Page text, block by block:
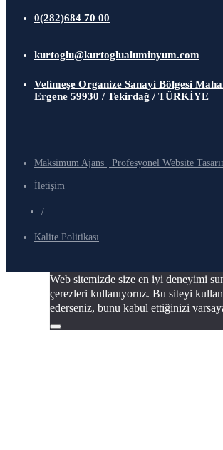
0(282)684 70 00
kurtoglu@kurtoglualuminyum.com
Velimeşe Organize Sanayi Bölgesi
Ergene 59930 / Tekirdağ / TÜRKİYE
Maksimum Ajans | Profesyonel Website
İletişim
/
Kalite Politikası
Web sitemizde size en iyi deneyimi
çerezleri kullanıyoruz. Bu siteyi
ederseniz, bunu kabul ettiğinizi